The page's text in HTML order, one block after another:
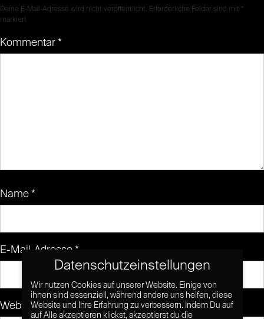
Deine E-Mail-Adresse wird nicht veröffentlicht. Erforderliche Felder sind mit *
markiert
Kommentar *
Name *
E-Mail-Adresse *
Website
Datenschutzeinstellungen
Wir nutzen Cookies auf unserer Website. Einige von
ihnen sind essenziell, während andere uns helfen, diese
Website und Ihre Erfahrung zu verbessern. Indem Du auf
auf Alle akzeptieren klickst, akzeptierst du die